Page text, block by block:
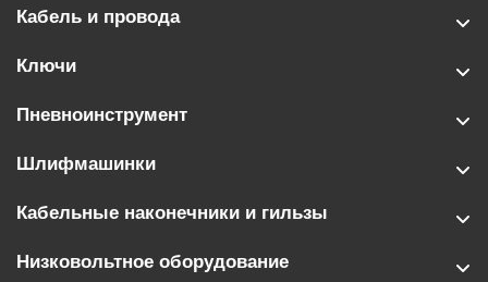
Кабель и провода
Ключи
Пневноинструмент
Шлифмашинки
Кабельные наконечники и гильзы
Низковольтное оборудование